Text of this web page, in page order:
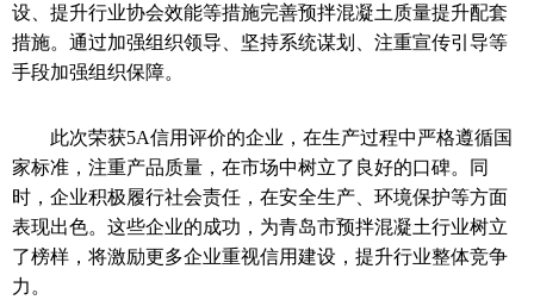
设、提升行业协会效能等措施完善预拌混凝土质量提升配套
措施。通过加强组织领导、坚持系统谋划、注重宣传引导等
手段加强组织保障。
此次荣获5A信用评价的企业，在生产过程中严格遵循国
家标准，注重产品质量，在市场中树立了良好的口碑。同
时，企业积极履行社会责任，在安全生产、环境保护等方面
表现出色。这些企业的成功，为青岛市预拌混凝土行业树立
了榜样，将激励更多企业重视信用建设，提升行业整体竞争
力。